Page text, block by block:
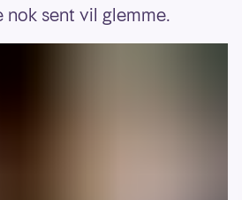
sent vil glemme.